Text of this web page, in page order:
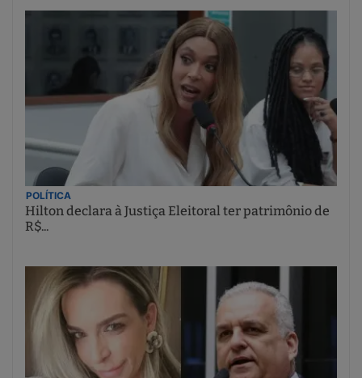
POLÍTICA
Hilton declara à Justiça Eleitoral ter patrimônio de
R$...